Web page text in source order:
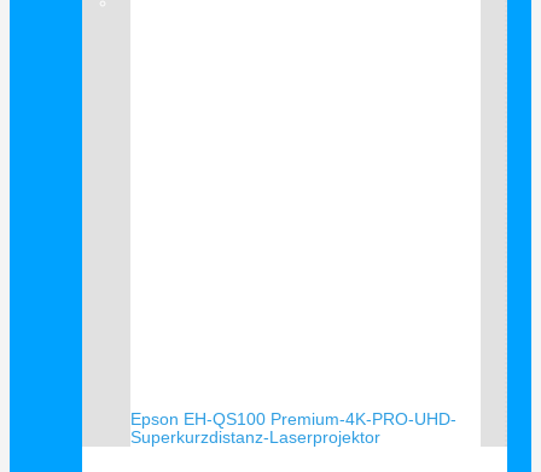
Epson EH-QS100 Premium-4K-PRO-UHD-
Superkurzdistanz-Laserprojektor